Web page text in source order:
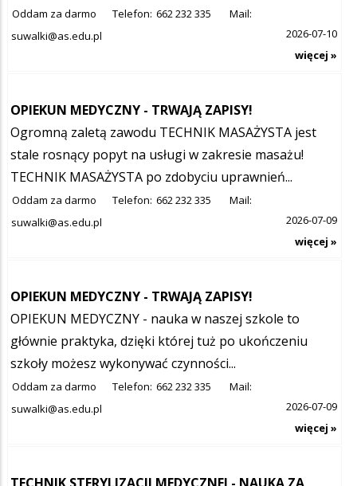
Oddam za darmo Telefon: 662 232 335
Mail:
suwalki@as.edu.pl
2026-07-10
więcej »
OPIEKUN MEDYCZNY - TRWAJĄ ZAPISY!
Ogromną zaletą zawodu TECHNIK MASAŻYSTA jest
stale rosnący popyt na usługi w zakresie masażu!
TECHNIK MASAŻYSTA po zdobyciu uprawnień...
Oddam za darmo Telefon: 662 232 335
Mail:
suwalki@as.edu.pl
2026-07-09
więcej »
OPIEKUN MEDYCZNY - TRWAJĄ ZAPISY!
OPIEKUN MEDYCZNY - nauka w naszej szkole to
głównie praktyka, dzięki której tuż po ukończeniu
szkoły możesz wykonywać czynności...
Oddam za darmo Telefon: 662 232 335
Mail:
suwalki@as.edu.pl
2026-07-09
więcej »